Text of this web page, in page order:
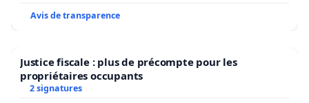
Avis de transparence
Justice fiscale : plus de précompte pour les
propriétaires occupants
2 signatures